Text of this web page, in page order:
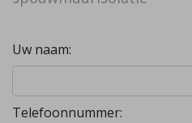
Uw naam:
Telefoonnummer: